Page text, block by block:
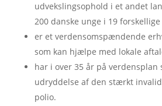
udvekslingsophold i et andet
200 danske unge i 19
er et verdensomspændende
som kan hjælpe med lokale
har i over 35 år på verdensplan
udryddelse af den stærkt
polio.